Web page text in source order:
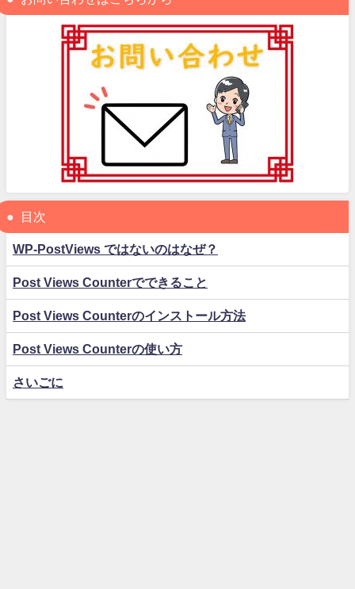
目次
WP-PostViews ではないのはなぜ？
Post Views Counterでできること
Post Views Counterのインストール方法
Post Views Counterの使い方
さいごに